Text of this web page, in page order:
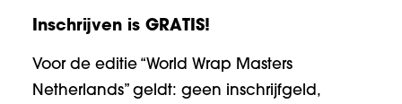
Inschrijven is GRATIS!
Voor de editie “World Wrap Masters
Netherlands” geldt: geen inschrijfgeld,